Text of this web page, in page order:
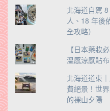
北海道自駕
人、18 年後
全攻略）
【日本藥妝
溫感涼感貼
北海道道東
費絕景！世
的裸山夕陽